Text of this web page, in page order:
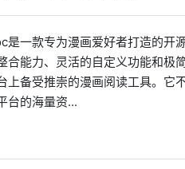
是一款专为漫画爱好者打造的开
合能力、灵活的自定义功能和极
上备受推崇的漫画阅读工具。它
台的海量资...